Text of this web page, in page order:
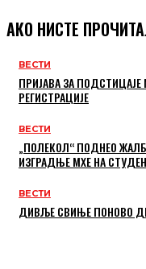
АКО НИСТЕ
ВЕСТИ
ПРИЈАВА ЗА
РЕГИСТРАЦИЈЕ
ВЕСТИ
„ПОЛЕКОЛ“ ПОДНЕО
ИЗГРАДЊЕ МХЕ НА
ВЕСТИ
ДИВЉЕ СВИЊЕ ПОНОВО